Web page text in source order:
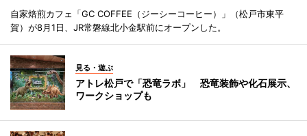
自家焙煎カフェ「GC COFFEE（ジーシーコーヒー）」（松戸市東平
賀）が8月1日、JR常磐線北小金駅前にオープンした。
見る・遊ぶ
アトレ松戸で「恐竜ラボ」 恐竜装飾や化石展示、
ワークショップも